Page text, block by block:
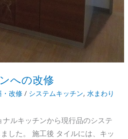
への改修
・改修 / システムキッチン,水まわり
ルキッチンから現行品のシステ
した。 施工後 タイルには、キッ